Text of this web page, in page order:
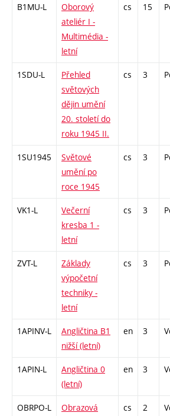
B1MU-L
Oborový
ateliér I -
Multimédia -
letní
cs 15
1SDU-L
Přehled
světových
dějin umění
20. století do
roku 1945 II.
cs 3
1SU1945
Světové
umění po
roce 1945
cs 3
VK1-L
Večerní
kresba 1 -
letní
cs 3
ZVT-L
Základy
výpočetní
techniky -
letní
cs 3
1APINV-L
Angličtina B1
nižší (letní)
en 3
1APIN-L
Angličtina 0
(letní)
en 3
OBRPO-L
Obrazová
cs 2